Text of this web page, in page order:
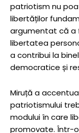
patriotism nu
libertăților
argumentat că a
libertatea
a contribui la
democratice și
Miruță a
patriotismului
modului în care
promovate. Într-